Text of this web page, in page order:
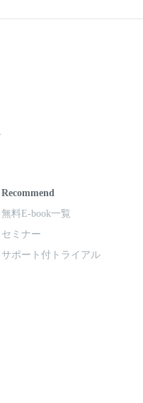
Recommend
無料E-book一覧
セミナー
サポート付トライアル